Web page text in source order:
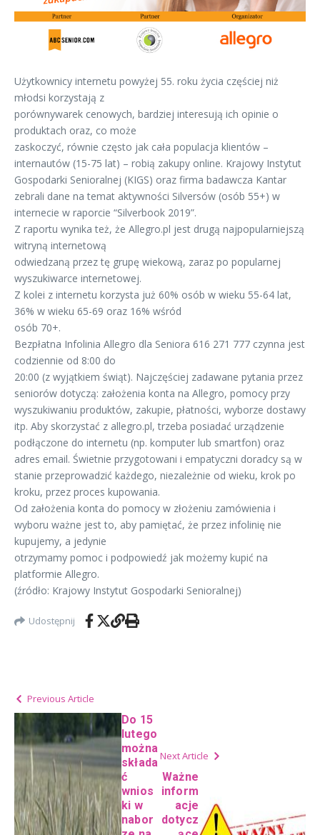
Użytkownicy internetu powyżej 55. roku życia częściej niż
młodsi korzystają z
porównywarek cenowych, bardziej interesują ich opinie o
produktach oraz, co może
zaskoczyć, równie często jak cała populacja klientów –
internautów (15-75 lat) – robią zakupy online. Krajowy Instytut
Gospodarki Senioralnej (KIGS) oraz firma badawcza Kantar
zebrali dane na temat aktywności Silversów (osób 55+) w
internecie w raporcie “Silverbook 2019”.
Z raportu wynika też, że Allegro.pl jest drugą najpopularniejszą
witryną internetową
odwiedzaną przez tę grupę wiekową, zaraz po popularnej
wyszukiwarce internetowej.
Z kolei z internetu korzysta już 60% osób w wieku 55-64 lat,
36% w wieku 65-69 oraz 16% wśród
osób 70+.
Bezpłatna Infolinia Allegro dla Seniora 616 271 777 czynna jest
codziennie od 8:00 do
20:00 (z wyjątkiem świąt). Najczęściej zadawane pytania przez
seniorów dotyczą: założenia konta na Allegro, pomocy przy
wyszukiwaniu produktów, zakupie, płatności, wyborze dostawy
itp. Aby skorzystać z allegro.pl, trzeba posiadać urządzenie
podłączone do internetu (np. komputer lub smartfon) oraz
adres email. Świetnie przygotowani i empatyczni doradcy są w
stanie przeprowadzić każdego, niezależnie od wieku, krok po
kroku, przez proces kupowania.
Od założenia konta do pomocy w złożeniu zamówienia i
wyboru ważne jest to, aby pamiętać, że przez infolinię nie
kupujemy, a jedynie
otrzymamy pomoc i podpowiedź jak możemy kupić na
platformie Allegro.
(źródło: Krajowy Instytut Gospodarki Senioralnej)
Udostępnij
Previous Article
Do 15
lutego
można
składa
ć
wnios
ki w
nabor
Next Article
Ważne
inform
acje
dotycz